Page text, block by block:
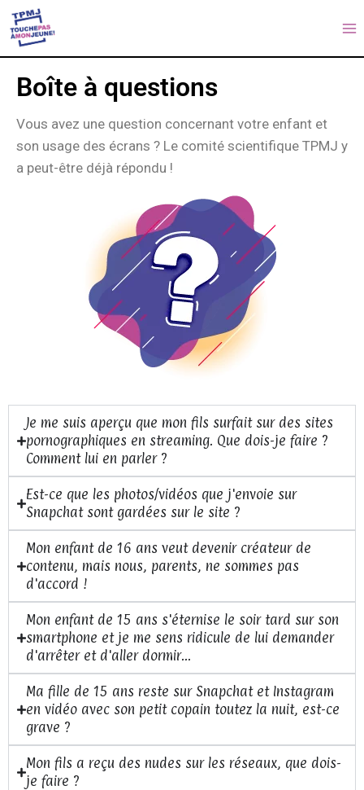
Boîte à questions
Vous avez une question concernant votre enfant et
son usage des écrans ? Le comité scientifique TPMJ y
a peut-être déjà répondu !
Je me suis aperçu que mon fils surfait sur des sites
pornographiques en streaming. Que dois-je faire ?
Comment lui en parler ?
Est-ce que les photos/vidéos que j'envoie sur
Snapchat sont gardées sur le site ?
Mon enfant de 16 ans veut devenir créateur de
contenu, mais nous, parents, ne sommes pas
d'accord !
Mon enfant de 15 ans s'éternise le soir tard sur son
smartphone et je me sens ridicule de lui demander
d'arrêter et d'aller dormir...
Ma fille de 15 ans reste sur Snapchat et Instagram
en vidéo avec son petit copain toutez la nuit, est-ce
grave ?
Mon fils a reçu des nudes sur les réseaux, que dois-
je faire ?